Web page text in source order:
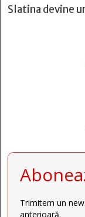
Slatina devine
Trimitem un
anterioară.